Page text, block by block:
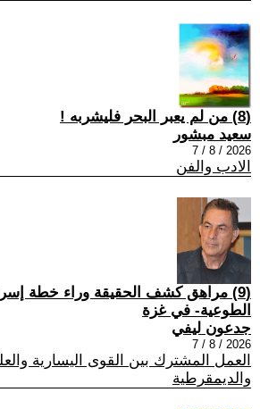
(8) من لم يعبر البحر فليشربه !
سعيد مبشور
2026 / 8 / 7
الادب والفن
(9) مراهق كشف الحقيقة وراء خطة
الطوعية- في غزة
جدعون ليفي
2026 / 8 / 7
العمل المشترك بين القوى اليسارية
والديمقرطية